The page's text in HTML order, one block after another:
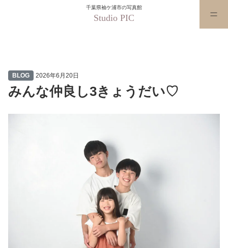
千葉県袖ケ浦市の写真館
Studio PIC
BLOG 2026年6月20日
みんな仲良し3きょうだい♡